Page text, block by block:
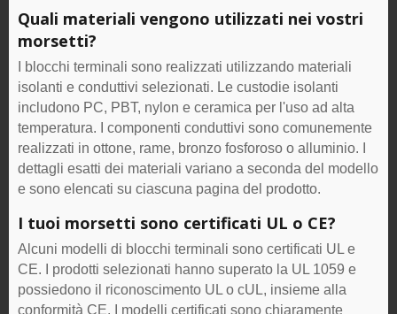
Quali materiali vengono utilizzati nei vostri
morsetti?
I blocchi terminali sono realizzati utilizzando materiali
isolanti e conduttivi selezionati. Le custodie isolanti
includono PC, PBT, nylon e ceramica per l'uso ad alta
temperatura. I componenti conduttivi sono comunemente
realizzati in ottone, rame, bronzo fosforoso o alluminio. I
dettagli esatti dei materiali variano a seconda del modello
e sono elencati su ciascuna pagina del prodotto.
I tuoi morsetti sono certificati UL o CE?
Alcuni modelli di blocchi terminali sono certificati UL e
CE. I prodotti selezionati hanno superato la UL 1059 e
possiedono il riconoscimento UL o cUL, insieme alla
conformità CE. I modelli certificati sono chiaramente